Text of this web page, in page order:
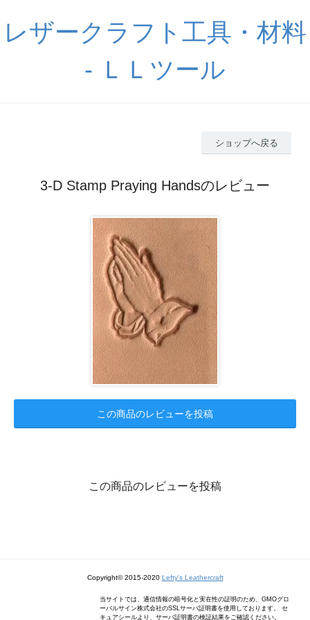
レザークラフト工具・材料
- ＬＬツール
ショップへ戻る
3-D Stamp Praying Handsのレビュー
この商品のレビューを投稿
この商品のレビューを投稿
Copyright© 2015-2020 Lefty's Leathercraft
当サイトでは、通信情報の暗号化と実在性の証明のため、GMOグロ
ーバルサイン株式会社のSSLサーバ証明書を使用しております。 セ
キュアシールより、サーバ証明書の検証結果をご確認ください。